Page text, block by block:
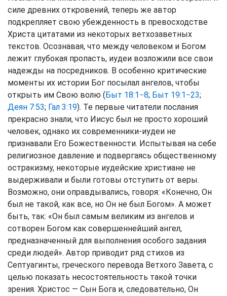
силе древних откровений, теперь же автор
подкрепляет свою убежденность в превосходстве
Христа цитатами из некоторых ветхозаветных
текстов. Осознавая, что между человеком и Богом
лежит глубокая пропасть, иудеи возложили все свои
надежды на посредников. В особенно критические
моменты их истории Бог посылал ангелов, чтобы
открыть им Свою волю (Быт 18:1−8; Быт 19:1−23;
Деян 7:53; Гал 3:19). Те первые читатели послания
прекрасно знали, что Иисус был не просто хороший
человек, однако их современники-иудеи не
признавали Его Божественности. Испытывая на себе
религиозное давление и подвергаясь общественному
остракизму, некоторые иудейские христиане не
выдерживали и были готовы отступить от веры.
Возможно, они оправдывались, говоря: «Конечно, Он
был не такой, как все, но Он не был Богом». А может
быть, так: «Он был самым великим из ангелов и
сотворен Богом как совершеннейший ангел,
предназначенный для выполнения особого задания
среди людей». Автор приводит ряд стихов из
Септуагинты, греческого перевода Ветхого Завета, с
целью показать несостоятельность такой точки
зрения. Христос — Сын Бога и, следовательно, Он